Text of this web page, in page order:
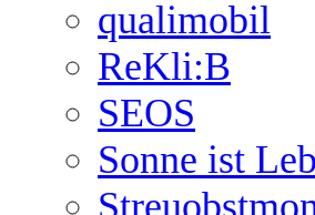
qualimobil
ReKli:B
SEOS
Sonne ist